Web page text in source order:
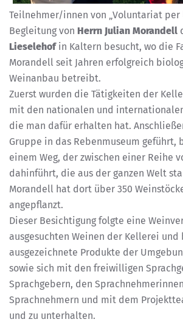
Teilnehmer/innen von „Voluntariat per
Begleitung von Herrn Julian Morandell
Lieselehofin Kaltern besucht, wo die
Morandell seit Jahren erfolgreich
Weinanbau betreibt.
Zuerst wurden die Tätigkeiten der
mit den nationalen und
die man dafür erhalten hat.
Gruppe in das Rebenmuseum geführt,
einem Weg, der zwischen einer Reihe
dahinführt, die aus der ganzen Welt
Morandell hat dort über 350
angepflanzt.
Dieser Besichtigung folgte eine
ausgesuchten Weinen der Kellerei und
ausgezeichnete Produkte der
sowie sich mit den freiwilligen
Sprachgebern, den
Sprachnehmern und mit dem
und zu unterhalten.